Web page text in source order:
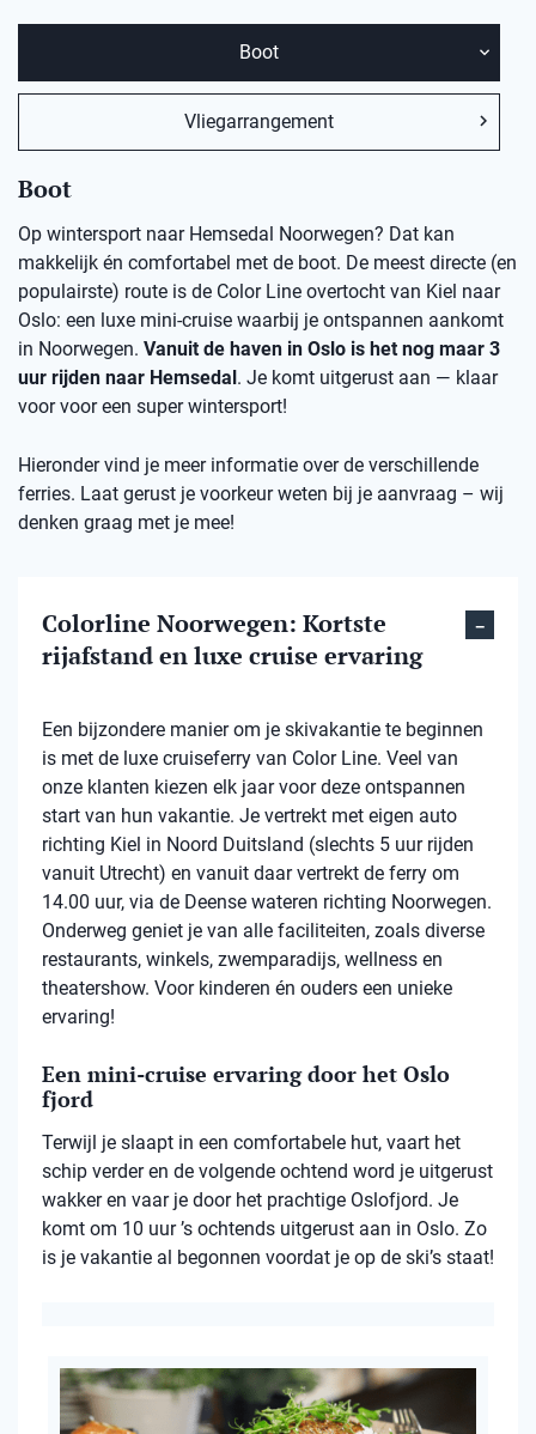
Boot
Vliegarrangement
Boot
Op wintersport naar Hemsedal Noorwegen? Dat kan
makkelijk én comfortabel met de boot. De meest directe (en
populairste) route is de Color Line overtocht van Kiel naar
Oslo: een luxe mini-cruise waarbij je ontspannen aankomt
in Noorwegen. Vanuit de haven in Oslo is het nog maar 3
uur rijden naar Hemsedal. Je komt uitgerust aan — klaar
voor voor een super wintersport!
Hieronder vind je meer informatie over de verschillende
ferries. Laat gerust je voorkeur weten bij je aanvraag – wij
denken graag met je mee!
Colorline Noorwegen: Kortste
rijafstand en luxe cruise ervaring
Een bijzondere manier om je skivakantie te beginnen
is met de luxe cruiseferry van Color Line. Veel van
onze klanten kiezen elk jaar voor deze ontspannen
start van hun vakantie. Je vertrekt met eigen auto
richting Kiel in Noord Duitsland (slechts 5 uur rijden
vanuit Utrecht) en vanuit daar vertrekt de ferry om
14.00 uur, via de Deense wateren richting Noorwegen.
Onderweg geniet je van alle faciliteiten, zoals diverse
restaurants, winkels, zwemparadijs, wellness en
theatershow. Voor kinderen én ouders een unieke
ervaring!
Een mini-cruise ervaring door het Oslo
fjord
Terwijl je slaapt in een comfortabele hut, vaart het
schip verder en de volgende ochtend word je uitgerust
wakker en vaar je door het prachtige Oslofjord. Je
komt om 10 uur ’s ochtends uitgerust aan in Oslo. Zo
is je vakantie al begonnen voordat je op de ski’s staat!